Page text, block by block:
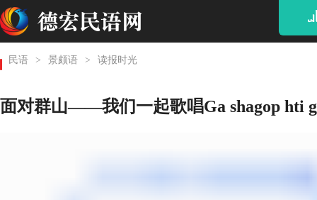
民语 > 景颇语 > 读报时光
面对群山——我们一起歌唱Ga shagop hti